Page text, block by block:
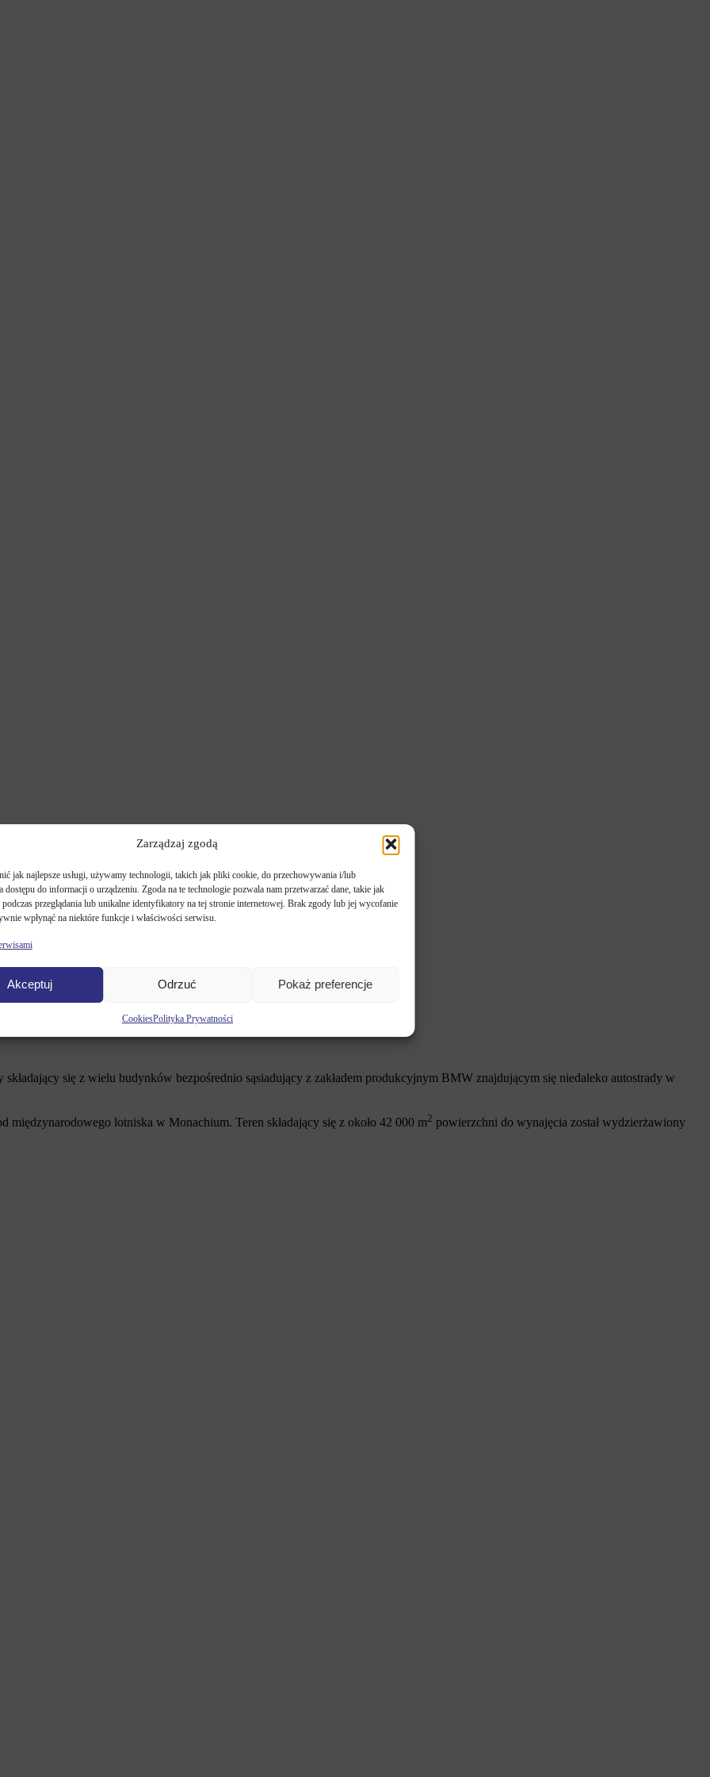
Zarządzaj zgodą
jak najlepsze usługi, używamy technologii, takich jak pliki cookie, do przechowywania i/lub
dostępu do informacji o urządzeniu. Zgoda na te technologie pozwala nam przetwarzać dane, takie jak
podczas przeglądania lub unikalne identyfikatory na tej stronie internetowej. Brak zgody lub jej wycofanie
wpłynąć na niektóre funkcje i właściwości serwisu.
Akceptuj Odrzuć Pokaż preferencje
CookiesPolityka Prywatności
się z wielu budynków bezpośrednio sąsiadujący z zakładem produkcyjnym BMW znajdującym się niedaleko autostrady w
międzynarodowego lotniska w Monachium. Teren składający się z około 42 000 m2 powierzchni do wynajęcia został wydzierżawiony